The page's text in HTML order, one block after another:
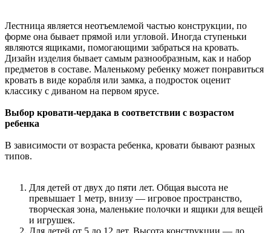
Лестница является неотъемлемой частью конструкции, по
форме она бывает прямой или угловой. Иногда ступеньки
являются ящиками, помогающими забраться на кровать.
Дизайн изделия бывает самым разнообразным, как и набор
предметов в составе. Маленькому ребенку может понравиться
кровать в виде корабля или замка, а подросток оценит
классику с диваном на первом ярусе.
Выбор кровати-чердака в соответствии с возрастом
ребенка
В зависимости от возраста ребенка, кровати бывают разных
типов.
Для детей от двух до пяти лет. Общая высота не
превышает 1 метр, внизу — игровое пространство,
творческая зона, маленькие полочки и ящики для вещей
и игрушек.
Для детей от 5 до 12 лет. Высота конструкции — до